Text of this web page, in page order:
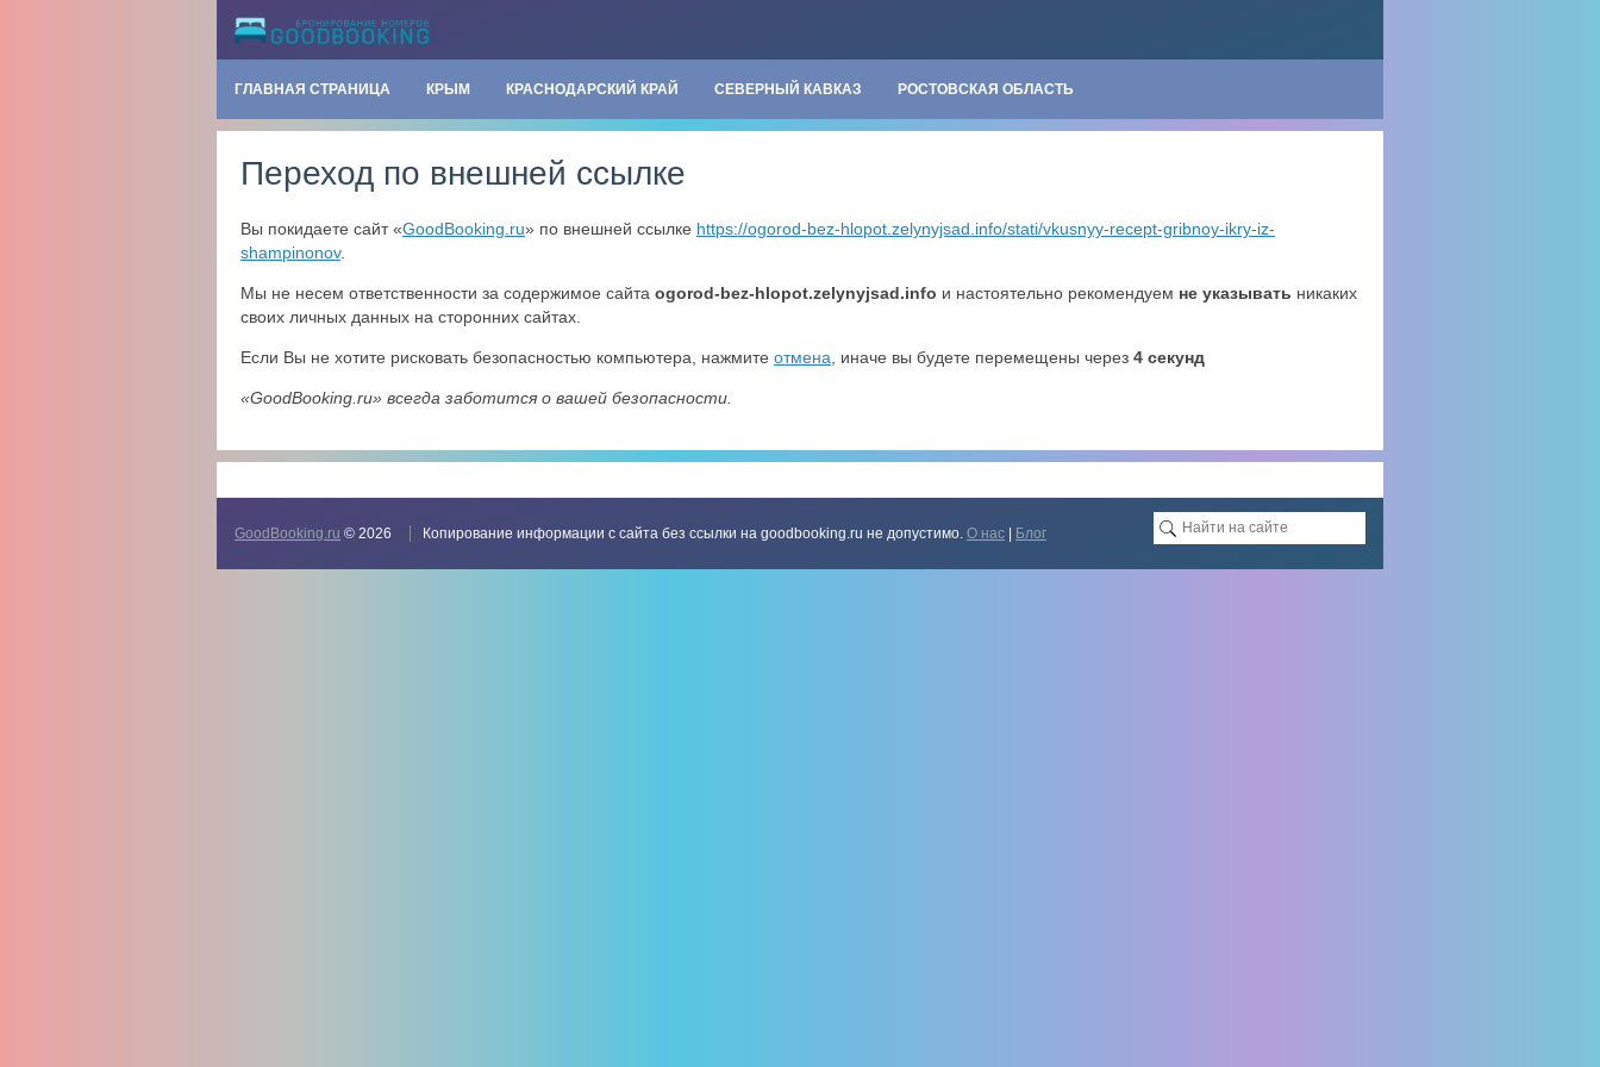
ГЛАВНАЯ СТРАНИЦА КРЫМ КРАСНОДАРСКИЙ КРАЙ СЕВЕРНЫЙ КАВКАЗ РОСТОВСКАЯ ОБЛАСТЬ
Переход по внешней ссылке
Вы покидаете сайт «GoodBooking.ru» по внешней ссылке https://ogorod-bez-hlopot.zelynyjsad.info/stati/vkusnyy-recept-gribnoy-ikry-iz-
shampinonov.
Мы не несем ответственности за содержимое сайта ogorod-bez-hlopot.zelynyjsad.info и настоятельно рекомендуем не указывать никаких
своих личных данных на сторонних сайтах.
Если Вы не хотите рисковать безопасностью компьютера, нажмите отмена , иначе вы будете перемещены через 4 секунд
«GoodBooking.ru» всегда заботится о вашей безопасности.
GoodBooking.ru © 2026 Копирование информации с сайта без ссылки на goodbooking.ru не допустимо. О нас Блог